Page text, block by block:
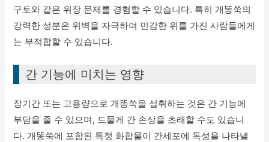
구토와 같은 위장 문제를 경험할 수 있습니다. 특히 개똥쑥의
강력한 성분은 위벽을 자극하여 민감한 위를 가진 사람들에게
는 부적합할 수 있습니다.
간 기능에 미치는 영향
장기간 또는 고용량으로 개똥쑥을 섭취하는 것은 간 기능에
부담을 줄 수 있으며, 드물게 간 손상을 초래할 수도 있습니
다. 개똥쑥에 포함된 특정 화합물이 간세포에 독성을 나타낼